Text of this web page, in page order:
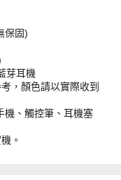
保固)
芽耳機
，顏色請以實際收到
機、觸控筆、耳機塞
。